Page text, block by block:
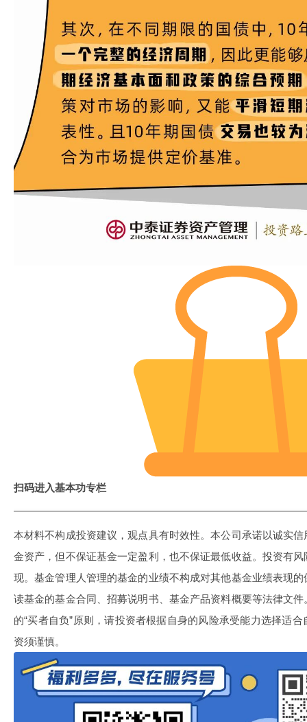
扫码进入基本功专栏
本材料不构成投资建议，观点具有时效性。本公司承诺以诚实
金资产，但不保证基金一定盈利，也不保证最低收益。投资有
现。基金管理人管理的基金的业绩不构成对其他基金业绩表现
读基金的基金合同、招募说明书、基金产品资料概要等法律文
的“买者自负”原则，请投资者根据自身的风险承受能力选择适
资须谨慎。